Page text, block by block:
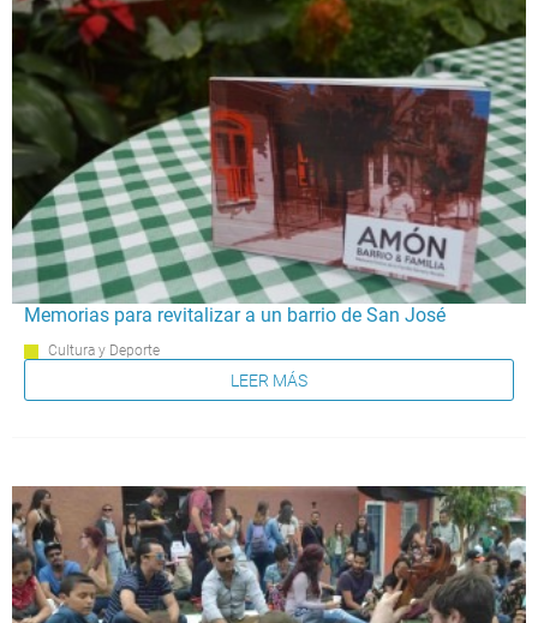
Memorias para revitalizar a un barrio de San José
Cultura y Deporte
LEER MÁS